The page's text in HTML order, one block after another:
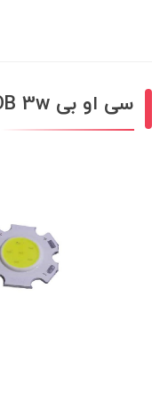
سی او بی COB 3w استار